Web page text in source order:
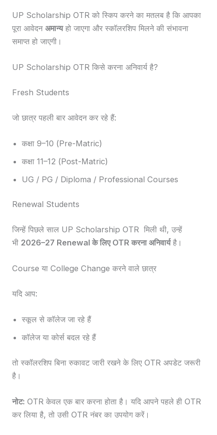
UP Scholarship OTR को स्किप करने का मतलब है कि आपका
पूरा आवेदनअमान्यहो जाएगा और स्कॉलरशिप मिलने की संभावना
समाप्त हो जाएगी।
UP Scholarship OTR किसे करना अनिवार्य है?
Fresh Students
जो छात्र पहली बार आवेदन कर रहे हैं:
कक्षा 9–10 (Pre-Matric)
कक्षा 11–12 (Post-Matric)
UG / PG / Diploma / Professional Courses
Renewal Students
जिन्हें पिछले साल UP Scholarship OTR मिली थी, उन्हें
भी 2026–27 Renewal के लिए OTR करना अनिवार्यहै।
Course या College Change करने वाले छात्र
यदि आप:
स्कूल से कॉलेज जा रहे हैं
कॉलेज या कोर्स बदल रहे हैं
तो स्कॉलरशिप बिना रुकावट जारी रखने के लिए OTR अपडेट जरूरी
है।
नोट: OTR केवल एक बार करना होता है। यदि आपने पहले ही OTR
कर लिया है, तो उसी OTR नंबर का उपयोग करें।